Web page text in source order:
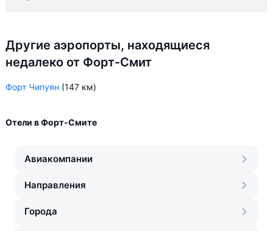
Другие аэропорты, находящиеся
недалеко от Форт-Смит
Форт Чипуян (147 км)
Отели в Форт-Смите
Авиакомпании
Направления
Города